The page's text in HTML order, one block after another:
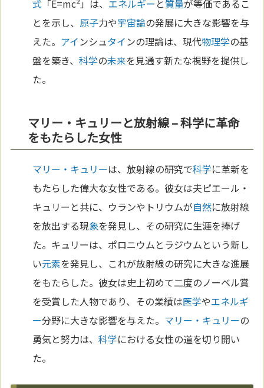
式 「E=mc²」は、 エネルギー と質量が等価であるこ
とを示し、 原子力や宇宙論の発展に大きな影響を与
えた。 アインシュタインの理論は、現代物理学の基
盤を築き、科学の未来を見通す新たな視野を提供し
た。
マリー・キュリーと放射線 – 科学に革命
をもたらした女性
マリー・キュリーは、放射線の研究で科学に革新を
もたらした偉大な女性である。彼女は夫ピエール・
キュリーと共に、ウランやトリウムが自然に放射線
を放出する現象を発見し、その研究に生涯を捧げ
た。キュリーは、ポロニウムとラジウムという新し
い元素を発見し、これが放射線の研究に大きな進展
をもたらした。彼女は史上初めて二度のノーベル賞
を受賞した人物であり、その業績は医学やエネルギ
ー分野に大きな影響を与えた。 マリー・キュリーの
勇気と努力は、科学における女性の道を切り開い
た。